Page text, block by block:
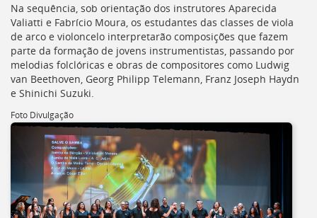
Na sequência, sob orientação dos instrutores Aparecida
Valiatti e Fabrício Moura, os estudantes das classes de viola
de arco e violoncelo interpretarão composições que fazem
parte da formação de jovens instrumentistas, passando por
melodias folclóricas e obras de compositores como Ludwig
van Beethoven, Georg Philipp Telemann, Franz Joseph Haydn
e Shinichi Suzuki.
Foto Divulgação